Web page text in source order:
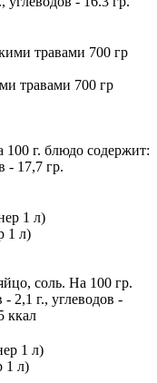
травами 700 гр
100 г. блюдо содержит:
- 17,7 гр.
1 л)
соль. На 100 гр.
2,1 г., углеводов -
ккал
1 л)